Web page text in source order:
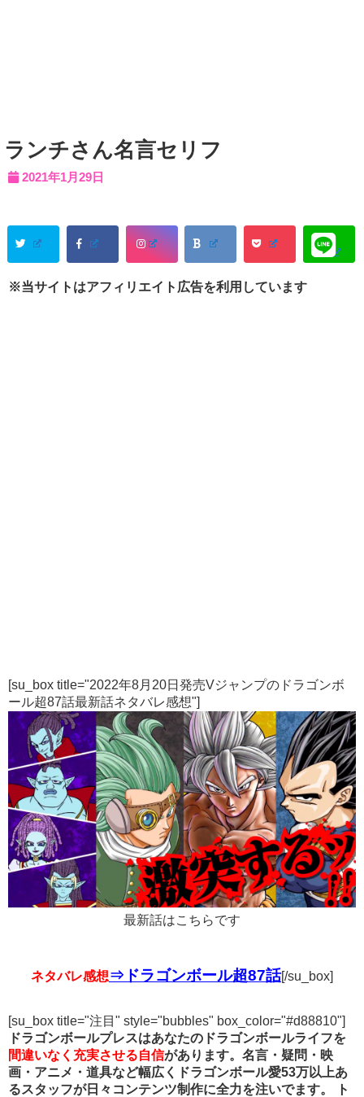
ランチさん名言セリフ
2021年1月29日
※当サイトはアフィリエイト広告を利用しています
[su_box title="2022年8月20日発売Vジャンプのドラゴンボ
ール超87話最新話ネタバレ感想"]
最新話はこちらです
ネタバレ感想⇒ドラゴンボール超87話[/su_box]
[su_box title="注目" style="bubbles" box_color="#d88810"]
ドラゴンボールプレスはあなたのドラゴンボールライフを
間違いなく充実させる自信があります。名言・疑問・映
画・アニメ・道具など幅広くドラゴンボール愛53万以上あ
るスタッフが日々コンテンツ制作に全力を注いでます。
ト